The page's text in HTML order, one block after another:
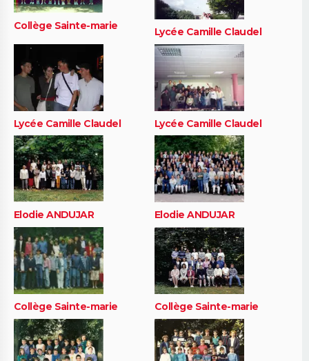
Collège Sainte-marie Lycée Camille Claudel
Lycée Camille Claudel Lycée Camille Claudel
Elodie ANDUJAR Elodie ANDUJAR
Collège Sainte-marie Collège Sainte-marie